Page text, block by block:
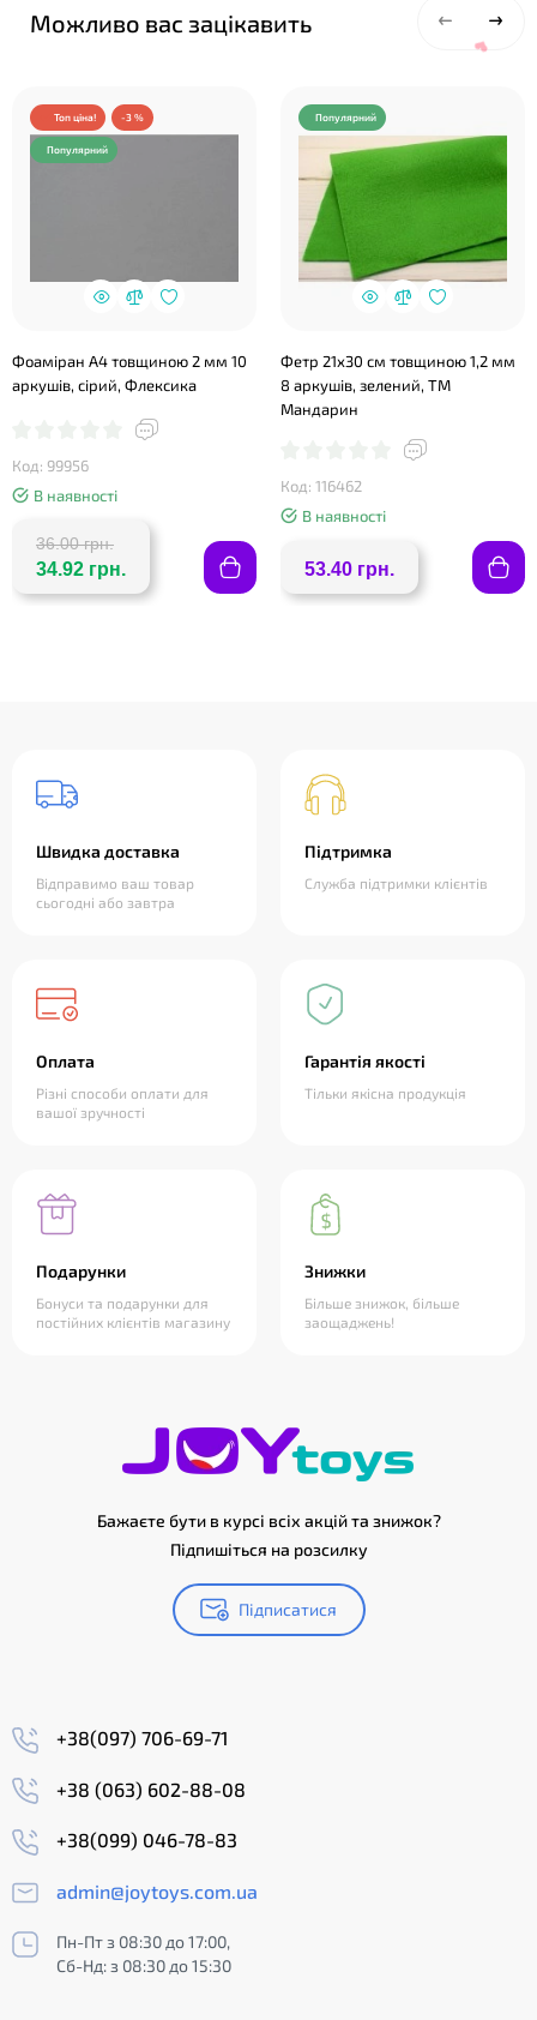
Можливо вас зацікавить
Топ ціна! -3 %
Популярний
Фоаміран А4 товщиною 2 мм 10
аркушів, сірий, Флексика
Код: 99956
В наявності
36.00 грн.
34.92 грн.
Популярний
Фетр 21х30 см товщиною 1,2 мм
8 аркушів, зелений, ТМ
Мандарин
Код: 116462
В наявності
53.40 грн.
Швидка доставка
Відправимо ваш товар
сьогодні або завтра
Підтримка
Служба підтримки клієнтів
Оплата
Різні способи оплати для
вашої зручності
Гарантія якості
Тільки якісна продукція
Подарунки
Бонуси та подарунки для
постійних клієнтів магазину
Знижки
Більше знижок, більше
заощаджень!
Бажаєте бути в курсі всіх акцій та знижок?
Підпишіться на розсилку
Підписатися
+38(097) 706-69-71
+38 (063) 602-88-08
+38(099) 046-78-83
admin@joytoys.com.ua
Пн-Пт з 08:30 до 17:00,
Сб-Нд: з 08:30 до 15:30